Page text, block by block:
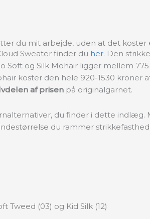
du mit arbejde, uden at det koster
Sweater finder du her. Den
og Silk Mohair ligger mellem
koster den hele 920-1530
af prisen på originalgarnet.
du finder i dette
du rammer
Tweed (03) og Kid Silk (12)